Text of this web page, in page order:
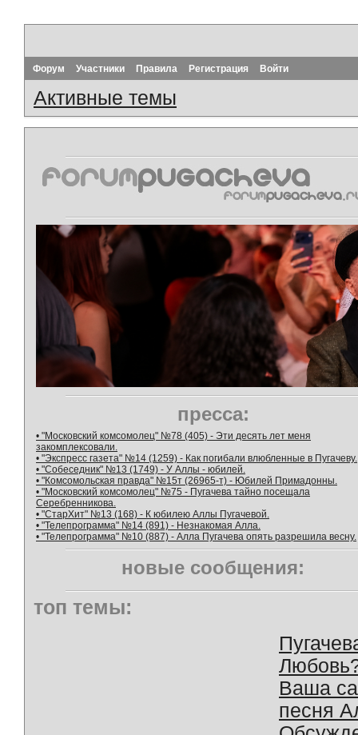
Форум Участники Правила Регистрация Войти
Активные темы
пресса:
• "Московский комсомолец" №78 (405) - Эти десять лет меня
закомплексовали.
• "Экспресс газета" №14 (1259) - Как погибали влюбленные в Пугачеву.
• "Собеседник" №13 (1749) - У Аллы - юбилей.
• "Комсомольская правда" №15т (26965-т) - Юбилей Примадонны.
• "Московский комсомолец" №75 - Пугачева тайно посещала
Серебренникова.
• "СтарХит" №13 (168) - К юбилею Аллы Пугачевой.
• "Телепрограмма" №14 (891) - Незнакомая Алла.
• "Телепрограмма" №10 (887) - Алла Пугачева опять разрешила весну.
новые сообщения:
топ темы:
Ваша
песня